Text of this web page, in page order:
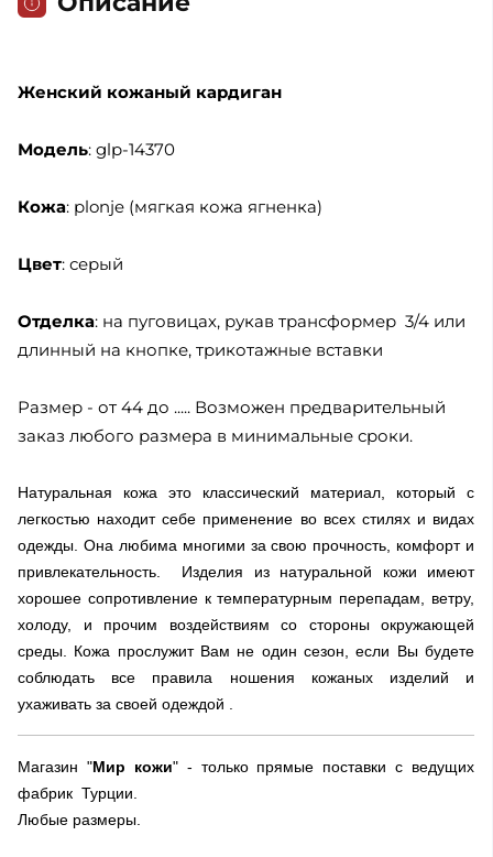
Женский кожаный кардиган
Модель: glp-14370
Кожа: plonje (мягкая кожа ягненка)
Цвет: серый
Отделка: на пуговицах, рукав трансформер 3/4 или
длинный на кнопке, трикотажные вставки
Размер - от 44 до ..... Возможен предварительный
заказ любого размера в минимальные сроки.
Натуральная кожа это классический материал, который с
легкостью находит себе применение во всех стилях и видах
одежды. Она любима многими за свою прочность, комфорт и
привлекательность. Изделия из натуральной кожи имеют
хорошее сопротивление к температурным перепадам, ветру,
холоду, и прочим воздействиям со стороны окружающей
среды. Кожа прослужит Вам не один сезон, если Вы будете
соблюдать все правила ношения кожаных изделий и
ухаживать за своей одеждой .
Магазин "Мир кожи" - только прямые поставки с ведущих
фабрик Турции.
Любые размеры.